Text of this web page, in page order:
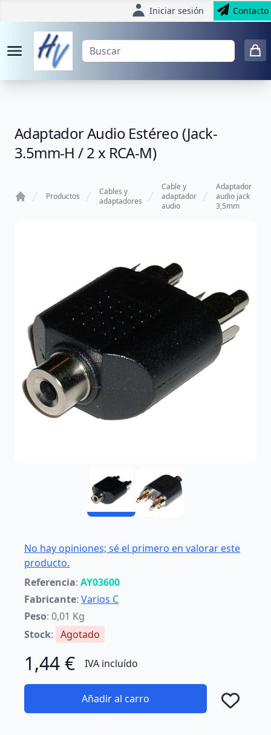
Iniciar sesión Contacto
Adaptador Audio Estéreo (Jack-
3.5mm-H / 2 x RCA-M)
Productos
Cables y
adaptadores
Cable y
adaptador
audio
Adaptador
audio jack
3,5mm
No hay opiniones; sé el primero en valorar este
producto.
Referencia: AY03600
Fabricante: Varios C
Peso: 0,01 Kg
Stock: Agotado
1,44 € IVA incluído
Añadir al carro